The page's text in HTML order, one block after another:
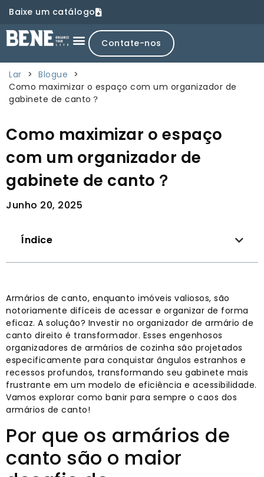
Baixe um catálogo
Contate-nos
Lar > Blogue >
Como maximizar o espaço com um organizador de
gabinete de canto？
Como maximizar o espaço
com um organizador de
gabinete de canto？
Junho 20, 2025
Índice
Armários de canto, enquanto imóveis valiosos, são
notoriamente difíceis de acessar e organizar de forma
eficaz. A solução? Investir no organizador de armário de
canto direito é transformador. Esses engenhosos
organizadores de armários de cozinha são projetados
especificamente para conquistar ângulos estranhos e
recessos profundos, transformando seu gabinete mais
frustrante em um modelo de eficiência e acessibilidade.
Vamos explorar como banir para sempre o caos dos
armários de canto!
Por que os armários de
canto são o maior